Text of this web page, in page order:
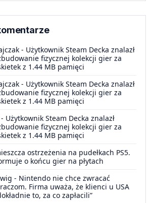
- Użytkownik Steam Decka znalazł
fizycznej kolekcji gier za
z 1.44 MB pamięci
- Użytkownik Steam Decka znalazł
fizycznej kolekcji gier za
z 1.44 MB pamięci
- Użytkownik Steam Decka znalazł
fizycznej kolekcji gier za
z 1.44 MB pamięci
ostrzeżenia na pudełkach PS5.
o końcu gier na płytach
- Nintendo nie chce zwracać
Firma uważa, że klienci u USA
to, za co zapłacili”